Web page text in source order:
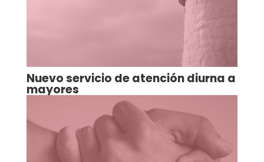
Nuevo servicio de atención diurna a
mayores